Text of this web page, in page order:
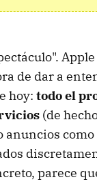
de dar a
hoy: todo el
(de
anuncios como
parece